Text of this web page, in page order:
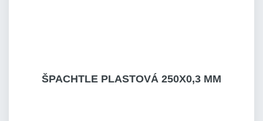
ŠPACHTLE PLASTOVÁ 250X0,3 MM